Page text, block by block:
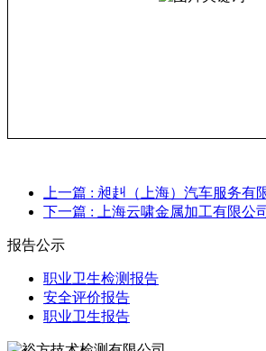
上一篇 : 昶赳（上海）汽车服务有
下一篇 : 上海云啸金属加工有限公司
报告公示
职业卫生检测报告
安全评价报告
职业卫生报告